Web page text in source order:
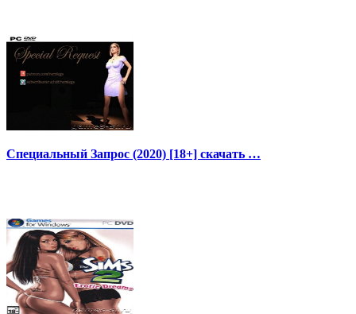
Специальный Запрос (2020) [18+] скачать …